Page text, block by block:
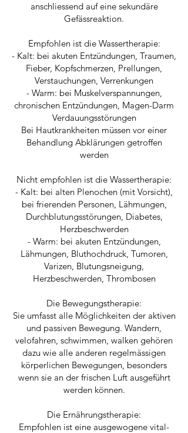
anschliessend auf eine sekundäre
Gefässreaktion.
Empfohlen ist die Wassertherapie:
- Kalt: bei akuten Entzündungen, Traumen,
Fieber, Kopfschmerzen, Prellungen,
Verstauchungen, Verrenkungen
- Warm: bei Muskelverspannungen,
chronischen Entzündungen, Magen-Darm
Verdauungsstörungen
Bei Hautkrankheiten müssen vor einer
Behandlung Abklärungen getroffen
werden
Nicht empfohlen ist die Wassertherapie:
- Kalt: bei alten Plenochen (mit Vorsicht),
bei frierenden Personen, Lähmungen,
Durchblutungsstörungen, Diabetes,
Herzbeschwerden
- Warm: bei akuten Entzündungen,
Lähmungen, Bluthochdruck, Tumoren,
Varizen, Blutungsneigung,
Herzbeschwerden, Thrombosen
Die Bewegungstherapie:
Sie umfasst alle Möglichkeiten der aktiven
und passiven Bewegung. Wandern,
velofahren, schwimmen, walken gehören
dazu wie alle anderen regelmässigen
körperlichen Bewegungen, besonders
wenn sie an der frischen Luft ausgeführt
werden können.
Die Ernährungstherapie:
Empfohlen ist eine ausgewogene vital-